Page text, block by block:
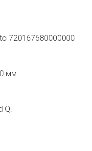
720167680000000
мм
Q.